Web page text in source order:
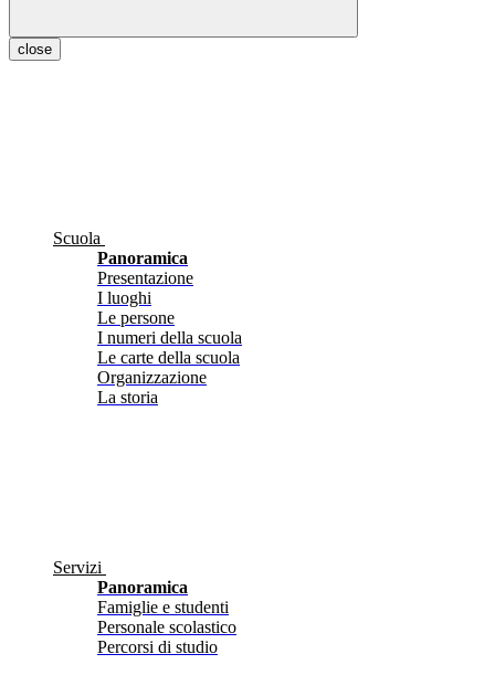
close
Scuola
Panoramica
Presentazione
I luoghi
Le persone
I numeri della scuola
Le carte della scuola
Organizzazione
La storia
Servizi
Panoramica
Famiglie e studenti
Personale scolastico
Percorsi di studio